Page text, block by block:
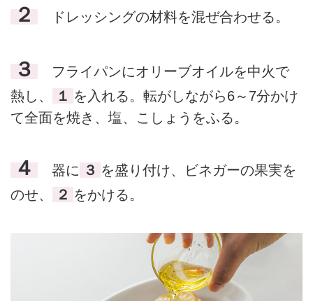
２ ドレッシングの材料を混ぜ合わせる。
３
フライパンにオリーブオイルを中火で
熱し、
１ を入れる。転がしながら6～7分かけ
て全面を焼き、塩、こしょうをふる。
４ 器に ３ を盛り付け、ビネガーの果実を
のせ、
２ をかける。